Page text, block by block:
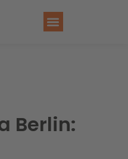
Berlin: